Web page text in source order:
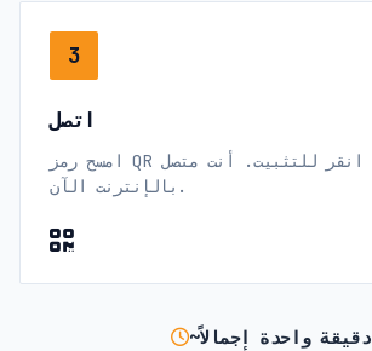
3
اتصل
امسح رمز QR ضوئيًا أو انقر للتثبيت. أنت متصل
بالإنترنت الآن.
~دقيقة واحدة إجمالاً